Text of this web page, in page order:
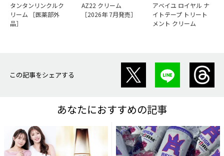
タンタンリンクルク
リーム ［医薬部外
品］
AZ22 クリーム
［2026年 7月発売］
アベイユ ロイヤル ナ
イトテープ トリート
メント クリーム
この記事をシェアする
あなたにおすすめの記事